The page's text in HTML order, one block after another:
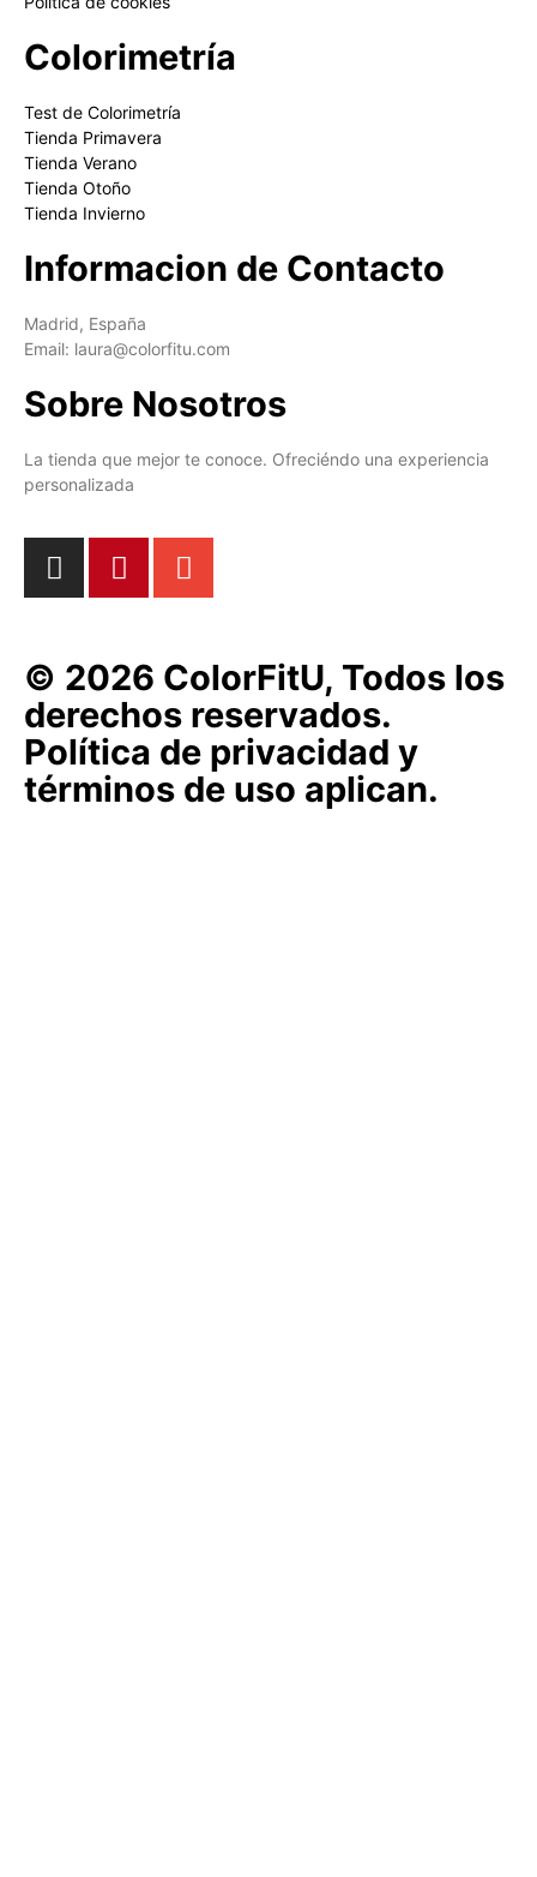
Colorimetría
Test de Colorimetría
Tienda Primavera
Tienda Verano
Tienda Otoño
Tienda Invierno
Informacion de Contacto
Madrid, España
Email: laura@colorfitu.com
Sobre Nosotros
La tienda que mejor te conoce. Ofreciéndo una experiencia
personalizada
© 2026 ColorFitU, Todos los
derechos reservados.
Política de privacidad y
términos de uso aplican.